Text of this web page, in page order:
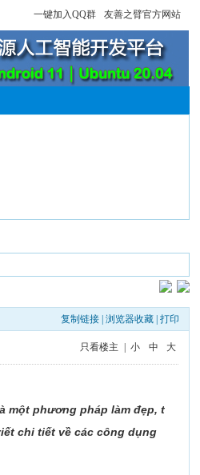
一键加入QQ群 友善之臂官方网站
复制链接| 浏览器收藏| 打印
只看楼主 小 中 大
một phương pháp làm đẹp, t
chi tiết về các công dụng